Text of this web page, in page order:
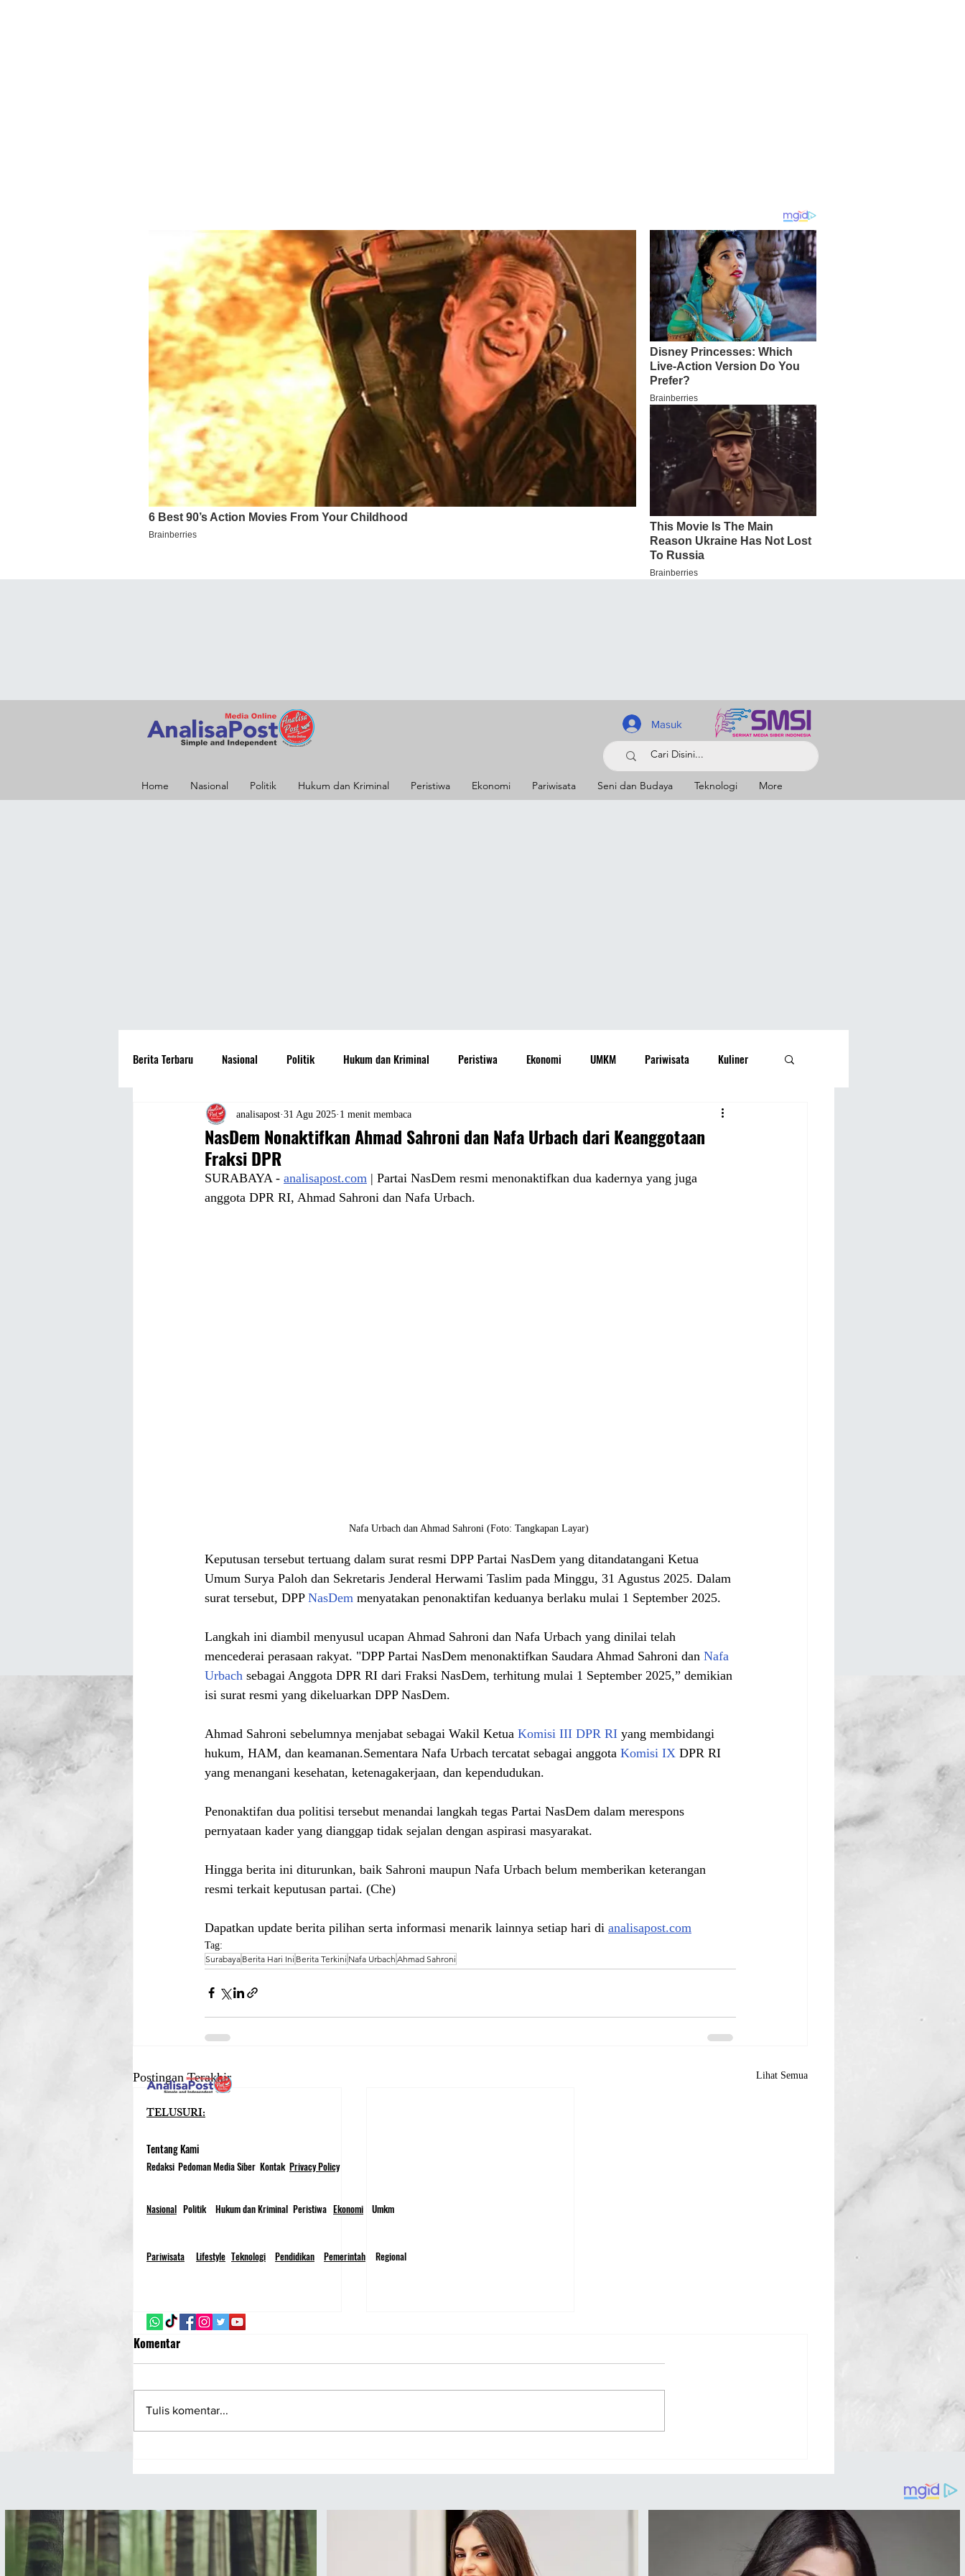
Masuk
Home Nasional Politik Hukum dan Kriminal Peristiwa Ekonomi Pariwisata Seni dan Budaya Teknologi More
Berita Terbaru Nasional Politik Hukum dan Kriminal Peristiwa Ekonomi UMKM Pariwisata Kuliner
Travel Seni dan Budaya Sastra Lifestyle
Film Hiburan Properti Informasi Ramalan Bintang Opini Aspirasi Rakyat
NasDem Nonaktifkan Ahmad Sahroni dan Nafa Urbach dari Keanggotaan
Fraksi DPR
analisapost 31 Agu 2025 1 menit membaca
SURABAYA - analisapost.com | Partai NasDem resmi menonaktifkan dua kadernya yang juga
anggota DPR RI, Ahmad Sahroni dan Nafa Urbach.
Nafa Urbach dan Ahmad Sahroni (Foto: Tangkapan Layar)
Keputusan tersebut tertuang dalam surat resmi DPP Partai NasDem yang ditandatangani Ketua
Umum Surya Paloh dan Sekretaris Jenderal Herwami Taslim pada Minggu, 31 Agustus 2025. Dalam
surat tersebut, DPP NasDem menyatakan penonaktifan keduanya berlaku mulai 1 September 2025.
Langkah ini diambil menyusul ucapan Ahmad Sahroni dan Nafa Urbach yang dinilai telah
mencederai perasaan rakyat. "DPP Partai NasDem menonaktifkan Saudara Ahmad Sahroni dan Nafa
Urbach sebagai Anggota DPR RI dari Fraksi NasDem, terhitung mulai 1 September 2025,” demikian
isi surat resmi yang dikeluarkan DPP NasDem.
Ahmad Sahroni sebelumnya menjabat sebagai Wakil Ketua Komisi III DPR RI yang membidangi
hukum, HAM, dan keamanan.Sementara Nafa Urbach tercatat sebagai anggota Komisi IX DPR RI
yang menangani kesehatan, ketenagakerjaan, dan kependudukan.
Penonaktifan dua politisi tersebut menandai langkah tegas Partai NasDem dalam merespons
pernyataan kader yang dianggap tidak sejalan dengan aspirasi masyarakat.
Hingga berita ini diturunkan, baik Sahroni maupun Nafa Urbach belum memberikan keterangan
resmi terkait keputusan partai. (Che)
Dapatkan update berita pilihan serta informasi menarik lainnya setiap hari di analisapost.com
Tag:
Surabaya Berita Hari Ini Berita Terkini Nafa Urbach Ahmad Sahroni
Postingan Terakhir Lihat Semua
Partisipasi di Sidang ICAO 2025
dan Abolisi Tom Lembong,
Strategi Politik
Komentar
Tulis komentar...
TELUSURI:
Tentang Kami
Redaksi Pedoman Media Siber Kontak Privacy Policy
Nasional Politik Hukum dan Kriminal Peristiwa Ekonomi Umkm
Pariwisata Lifestyle Teknologi Pendidikan Pemerintah Regional